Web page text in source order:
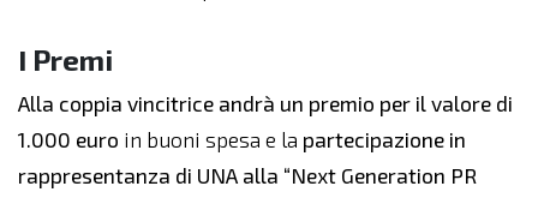
I Premi
Alla coppia vincitrice andrà un premio per il valore di
1.000 euro in buoni spesa e la partecipazione in
rappresentanza di UNA alla “Next Generation PR